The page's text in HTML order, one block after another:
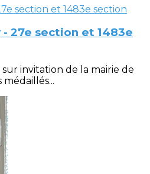
27e section et 1483e
invitation de la mairie de
médaillés...